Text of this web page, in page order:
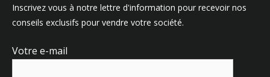
Inscrivez vous à notre lettre d'information pour recevoir nos
conseils exclusifs pour vendre votre société.
Votre e-mail